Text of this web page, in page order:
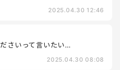
2025.04.30 12:46
さいって言いたい…
2025.04.30 08:08